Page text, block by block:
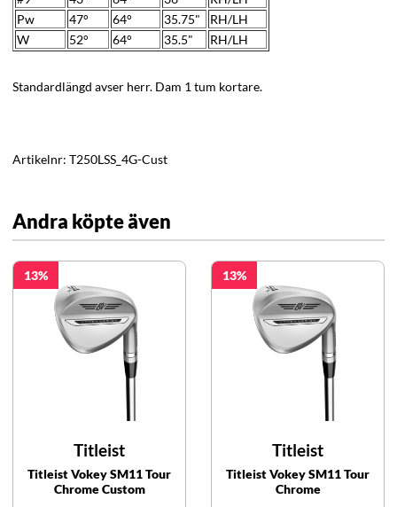
Pw
47° 64° 35.75"
RH/LH
W
52° 64° 35.5" RH/LH
Standardlängd avser herr. Dam 1 tum kortare.
Artikelnr: T250LSS_4G-Cust
Andra köpte även
13
Titleist
Titleist Vokey SM11 Tour
Chrome Custom
13
Titleist
Titleist Vokey SM11 Tour
Chrome